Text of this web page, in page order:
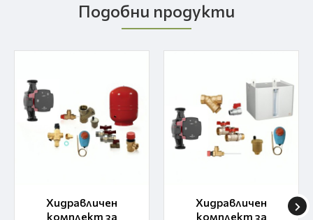
Подобни продукти
Хидравличен
комплект за
Хидравличен
комплект за